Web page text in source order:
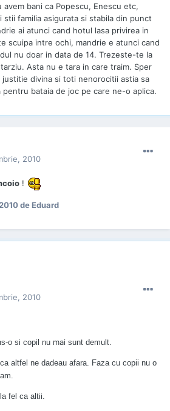
bani ca Popescu, Enescu etc,
stii familia asigurata si stabila din punct
ai atunci cand hotul lasa privirea in
scuipa intre ochi, mandrie e atunci cand
nu doar in data de 14. Trezeste-te la
Asta nu e tara in care traim. Sper
divina si toti nenorocitii astia sa
bataia de joc pe care ne-o aplica.
2010
!
de Eduard
2010
o si copil nu mai sunt demult.
altfel ne dadeau afara. Faza cu copii nu o
fel ca altii.